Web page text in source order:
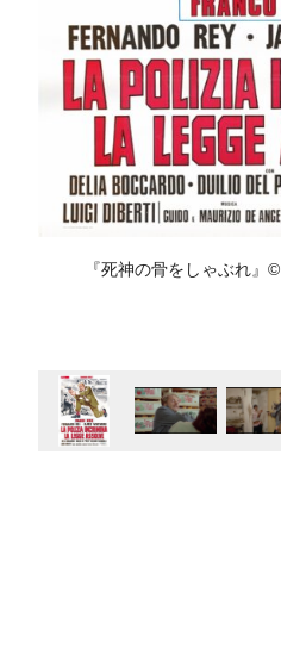
『死神の骨をしゃぶれ』